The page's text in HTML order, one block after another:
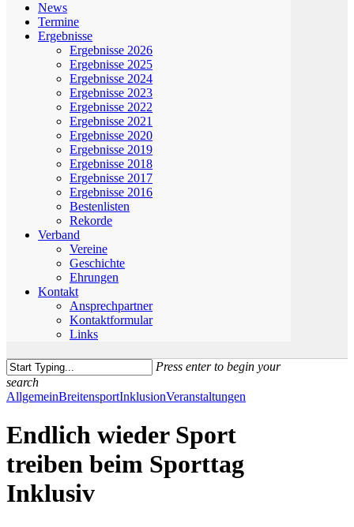
News
Termine
Ergebnisse
Ergebnisse 2026
Ergebnisse 2025
Ergebnisse 2024
Ergebnisse 2023
Ergebnisse 2022
Ergebnisse 2021
Ergebnisse 2020
Ergebnisse 2019
Ergebnisse 2018
Ergebnisse 2017
Ergebnisse 2016
Bestenlisten
Rekorde
Verband
Vereine
Geschichte
Ehrungen
Kontakt
Ansprechpartner
Kontaktformular
Links
Press enter to begin your
search
Close
AllgemeinBreitensportInklusionVeranstaltungen
Endlich wieder Sport
treiben beim Sporttag
Inklusiv